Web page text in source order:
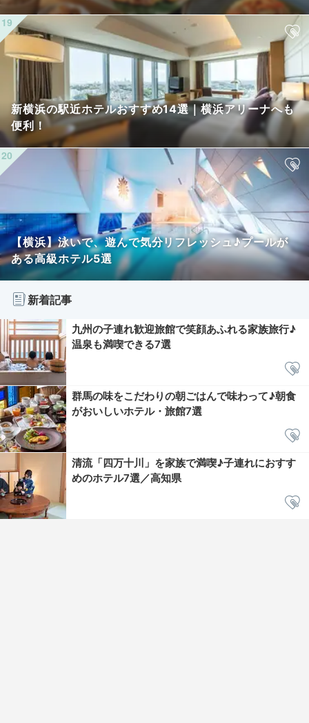
新横浜の駅近ホテルおすすめ14選｜横浜アリーナへも
便利！
【横浜】泳いで、遊んで気分リフレッシュ♪プールが
ある高級ホテル5選
新着記事
九州の子連れ歓迎旅館で笑顔あふれる家族旅行♪
温泉も満喫できる7選
群馬の味をこだわりの朝ごはんで味わって♪朝食
がおいしいホテル・旅館7選
清流「四万十川」を家族で満喫♪子連れにおすす
めのホテル7選／高知県